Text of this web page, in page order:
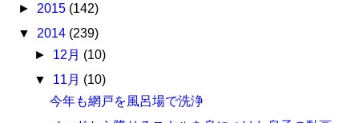
► 2015 (142)
▼ 2014 (239)
► 12月 (10)
▼ 11月 (10)
今年も網戸を風呂場で洗浄